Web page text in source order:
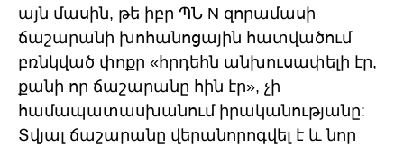
այն մասին, թե իբր ՊՆ N զորամասի
ճաշարանի խոհանոցային հատվածում
բռնկված փոքր «հրդեհն անխուսափելի էր,
քանի որ ճաշարանը հին էր», չի
համապատասխանում իրականությանը:
Տվյալ ճաշարանը վերանորոգվել է և նոր